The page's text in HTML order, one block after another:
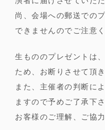
尚、会場への郵送での
できませんのでご注意く
生もののプレゼントは
ため、お断りさせて頂き
また、主催者の判断に
ますので予めご了承下さ
お客様のご理解、ご協